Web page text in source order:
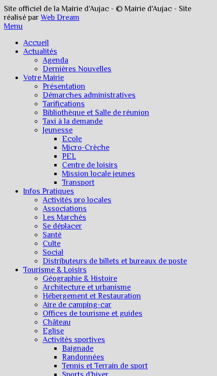
Site officiel de la Mairie d'Aujac - © Mairie d'Aujac - Site
réalisé parWeb Dream
Menu
Accueil
Actualités
Agenda
Dernières Nouvelles
Votre Mairie
Présentation
Démarches administratives
Tarifications
Bibliothèque et Salle de réunion
Taxi à la demande
Jeunesse
Ecole
Micro-Crèche
PEL
Centre de loisirs
Mission locale jeunes
Transport
Infos Pratiques
Activités pro locales
Associations
Les Marchés
Se déplacer
Santé
Culte
Social
Distributeurs de billets et bureaux de poste
Tourisme & Loisirs
Géographie & Histoire
Architecture et urbanisme
Hébergement et Restauration
Aire de camping-car
Offices de tourisme et guides
Château
Eglise
Activités sportives
Baignade
Randonnées
Tennis et Terrain de sport